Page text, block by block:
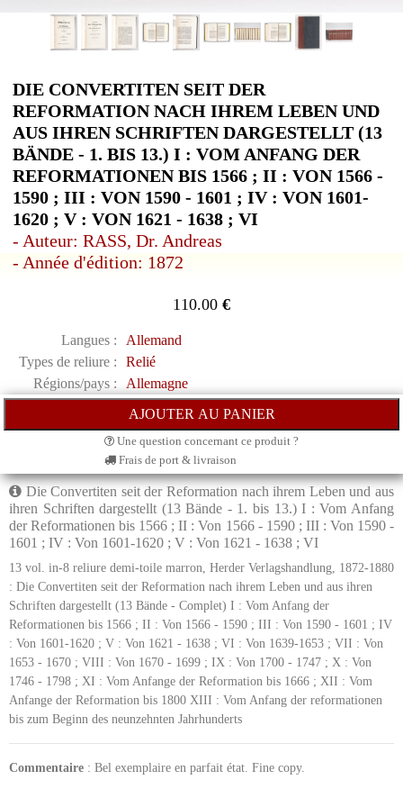
DIE CONVERTITEN SEIT DER
REFORMATION NACH IHREM LEBEN UND
AUS IHREN SCHRIFTEN DARGESTELLT (13
BÄNDE - 1. BIS 13.) I : VOM ANFANG DER
REFORMATIONEN BIS 1566 ; II : VON 1566 -
1590 ; III : VON 1590 - 1601 ; IV : VON 1601-
1620 ; V : VON 1621 - 1638 ; VI
- Auteur: RASS, Dr. Andreas
- Année d'édition: 1872
110.00 €
Langues :
Allemand
Types de reliure :
Relié
Régions/pays :
Allemagne
Une question concernant ce produit ?
Frais de port & livraison
Die Convertiten seit der Reformation nach ihrem Leben und aus
ihren Schriften dargestellt (13 Bände - 1. bis 13.) I : Vom Anfang
der Reformationen bis 1566 ; II : Von 1566 - 1590 ; III : Von 1590 -
1601 ; IV : Von 1601-1620 ; V : Von 1621 - 1638 ; VI
13 vol. in-8 reliure demi-toile marron, Herder Verlagshandlung, 1872-1880
: Die Convertiten seit der Reformation nach ihrem Leben und aus ihren
Schriften dargestellt (13 Bände - Complet) I : Vom Anfang der
Reformationen bis 1566 ; II : Von 1566 - 1590 ; III : Von 1590 - 1601 ; IV
: Von 1601-1620 ; V : Von 1621 - 1638 ; VI : Von 1639-1653 ; VII : Von
1653 - 1670 ; VIII : Von 1670 - 1699 ; IX : Von 1700 - 1747 ; X : Von
1746 - 1798 ; XI : Vom Anfange der Reformation bis 1666 ; XII : Vom
Anfange der Reformation bis 1800 XIII : Vom Anfang der reformationen
bis zum Beginn des neunzehnten Jahrhunderts
Commentaire : Bel exemplaire en parfait état. Fine copy.